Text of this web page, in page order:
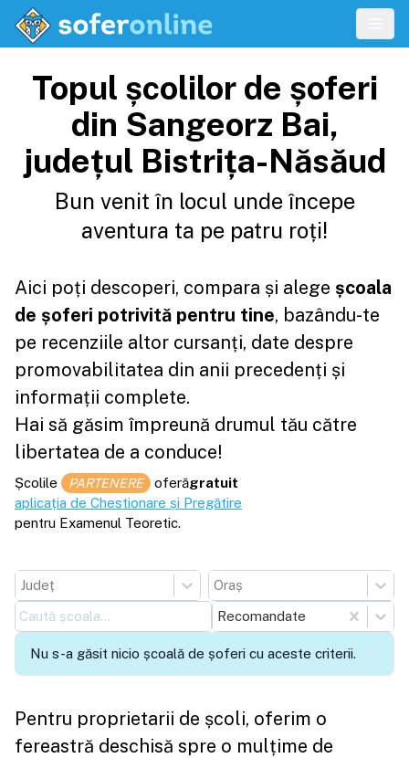
Topul școlilor de șoferi
din Sangeorz Bai,
județul Bistrița-Năsăud
Bun venit în locul unde începe
aventura ta pe patru roți!
Aici poți descoperi, compara și alege școala
de șoferi potrivită pentru tine, bazându-te
pe recenziile altor cursanți, date despre
promovabilitatea din anii precedenți și
informații complete.
Hai să găsim împreună drumul tău către
libertatea de a conduce!
Școlile PARTENERE oferăgratuit
aplicația de Chestionare și Pregătire
pentru Examenul Teoretic.
Județ
Oraș
Recomandate
Nu s-a găsit nicio școală de șoferi cu aceste criterii.
Pentru proprietarii de școli, oferim o
fereastră deschisă spre o mulțime de